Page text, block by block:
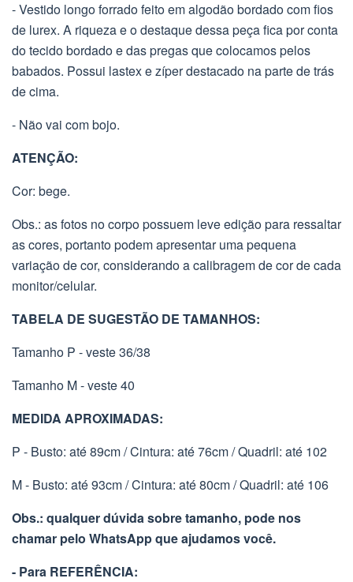
- Vestido longo forrado feito em algodão bordado com fios
de lurex. A riqueza e o destaque dessa peça fica por conta
do tecido bordado e das pregas que colocamos pelos
babados. Possui lastex e zíper destacado na parte de trás
de cima.
- Não vai com bojo.
ATENÇÃO:
Cor: bege.
Obs.: as fotos no corpo possuem leve edição para ressaltar
as cores, portanto podem apresentar uma pequena
variação de cor, considerando a calibragem de cor de cada
monitor/celular.
TABELA DE SUGESTÃO DE TAMANHOS:
Tamanho P - veste 36/38
Tamanho M - veste 40
MEDIDA APROXIMADAS:
P - Busto: até 89cm / Cintura: até 76cm / Quadril: até 102
M - Busto: até 93cm / Cintura: até 80cm / Quadril: até 106
Obs.: qualquer dúvida sobre tamanho, pode nos
chamar pelo WhatsApp que ajudamos você.
- Para REFERÊNCIA: